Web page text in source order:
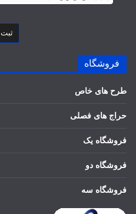
ثبت
فروشگاه
طرح های خاص
حراج های فصلی
فروشگاه یک
فروشگاه دو
فروشگاه سه